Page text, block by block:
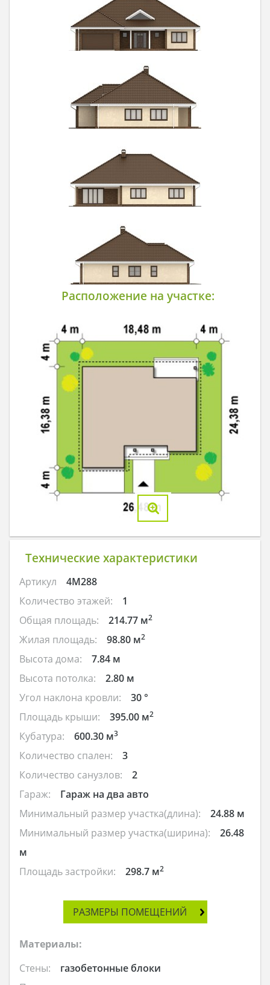
Расположение на участке:
Технические характеристики
Артикул
4M288
Количество этажей:
1
Общая площадь:
214.77 м2
Жилая площадь: 98.80 м2
Высота дома:
7.84 м
Высота потолка:
2.80 м
Угол наклона кровли:
30 °
Площадь крыши:
395.00 м2
Кубатура: 600.30 м3
Количество спален:
3
Количество санузлов:
2
Гараж:
Гараж на два авто
Минимальный размер участка(длина):
24.88 м
Минимальный размер участка(ширина):
26.48
м
Площадь застройки:
298.7 м2
РАЗМЕРЫ ПОМЕЩЕНИЙ
Материалы:
Стены:
газобетонные блоки